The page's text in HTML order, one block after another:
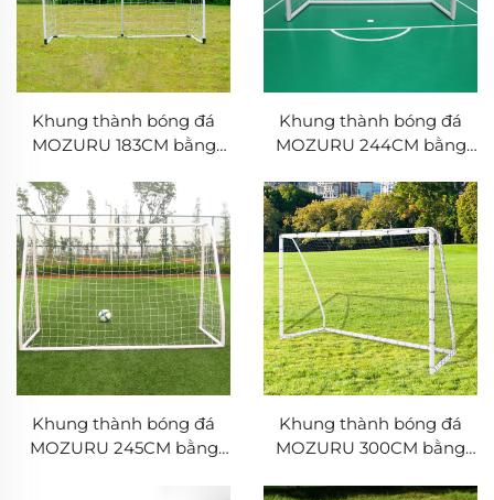
Khung thành bóng đá
MOZURU 183CM bằng
Khung thành bóng đá
MOZURU 244CM bằng
Khung thành bóng đá
MOZURU 245CM bằng
Khung thành bóng đá
MOZURU 300CM bằng